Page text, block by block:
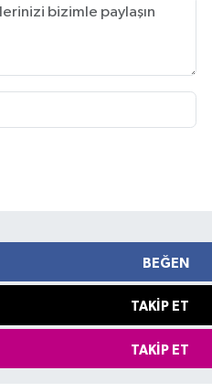
BEĞEN
TAKIP ET
TAKIP ET